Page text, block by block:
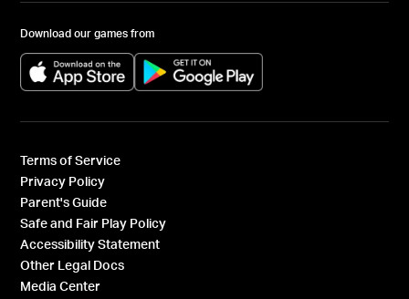
Download our games from
(opens in a new tab) (opens in a new tab)
Terms of Service
Privacy Policy
Parent's Guide
Safe and Fair Play Policy
Accessibility Statement
Other Legal Docs
Media Center